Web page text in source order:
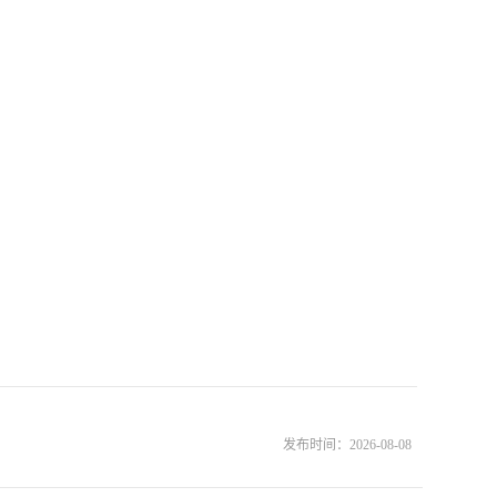
发布时间： 2026-08-08